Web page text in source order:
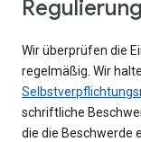
Wir überprüfen die
regelmäßig. Wir
schriftliche
die die Beschwerde